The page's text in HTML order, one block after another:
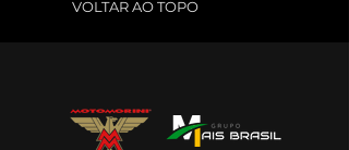
VOLTAR AO TOPO